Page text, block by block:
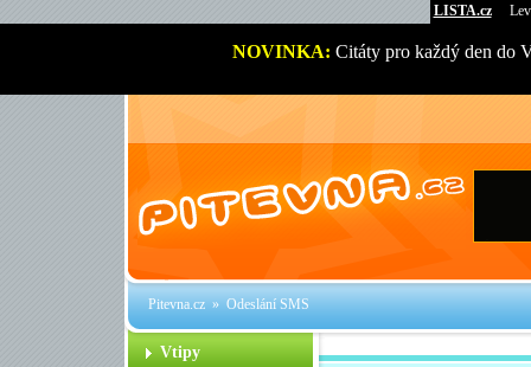
LISTA.cz
NOVINKA: Citáty pro každý den do
Pitevna.cz» Odeslání SMS
Vtipy